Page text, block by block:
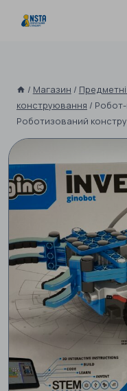
/ Магазин / Предметні
конструювання /
Роботизований